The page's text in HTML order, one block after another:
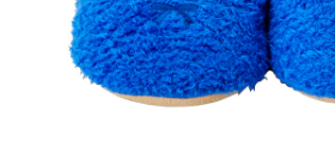
よくあるご質問